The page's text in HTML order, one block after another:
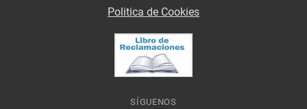
Politica de Cookies
SÍGUENOS